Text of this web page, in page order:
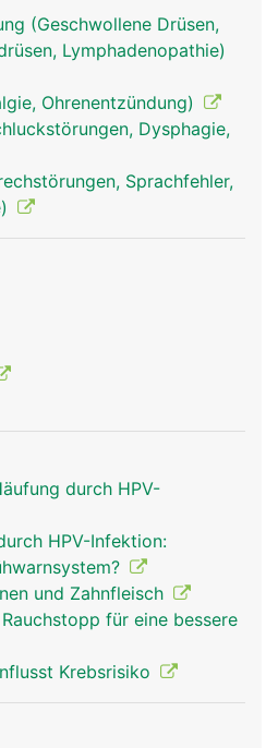
(Geschwollene Drüsen,
Lymphadenopathie)
Ohrenentzündung)
Dysphagie,
Sprachfehler,
durch HPV-
HPV-Infektion:
und Zahnfleisch
für eine bessere
Krebsrisiko